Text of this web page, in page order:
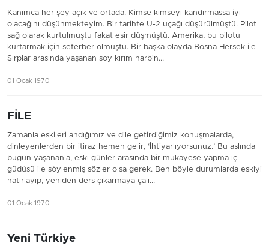
Kanımca her şey açık ve ortada. Kimse kimseyi kandırmassa iyi
olacağını düşünmekteyim. Bir tarihte U-2 uçağı düşürülmüştü. Pilot
sağ olarak kurtulmuştu fakat esir düşmüştü. Amerika, bu pilotu
kurtarmak için seferber olmuştu. Bir başka olayda Bosna Hersek ile
Sırplar arasında yaşanan soy kırım harbin...
01 Ocak 1970
FİLE
Zamanla eskileri andığımız ve dile getirdiğimiz konuşmalarda,
dinleyenlerden bir itiraz hemen gelir, ‘İhtiyarlıyorsunuz.’ Bu aslında
bugün yaşananla, eski günler arasında bir mukayese yapma iç
güdüsü ile söylenmiş sözler olsa gerek. Ben böyle durumlarda eskiyi
hatırlayıp, yeniden ders çıkarmaya çalı...
01 Ocak 1970
Yeni Türkiye